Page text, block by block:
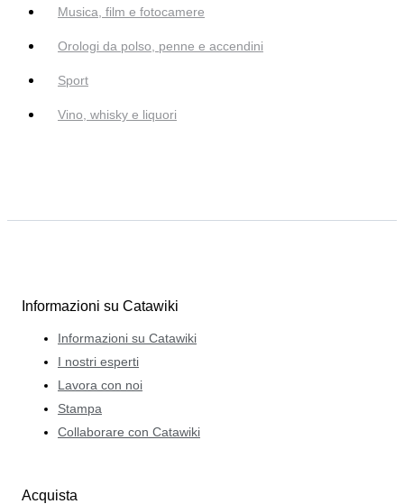
Musica, film e fotocamere
Orologi da polso, penne e accendini
Sport
Vino, whisky e liquori
Informazioni su Catawiki
Informazioni su Catawiki
I nostri esperti
Lavora con noi
Stampa
Collaborare con Catawiki
Acquista